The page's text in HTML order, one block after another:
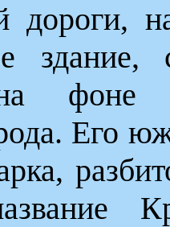
дороги,
фоне
Его